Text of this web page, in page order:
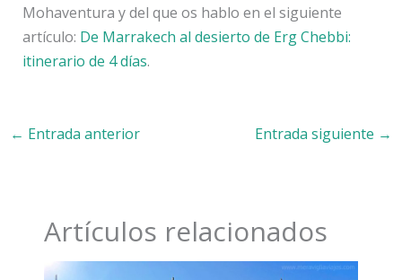
Mohaventura y del que os hablo en el siguiente
artículo: De Marrakech al desierto de Erg Chebbi:
itinerario de 4 días.
← Entrada anterior Entrada siguiente →
Artículos relacionados